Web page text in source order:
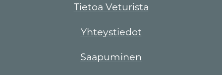
Tietoa Veturista
Yhteystiedot
Saapuminen